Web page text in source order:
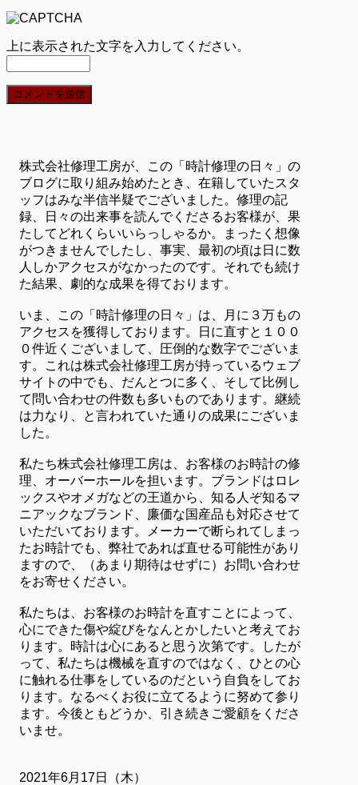
上に表示された文字を入力してください。
株式会社修理工房が、この「時計修理の日々」の
ブログに取り組み始めたとき、在籍していたスタ
ッフはみな半信半疑でございました。修理の記
録、日々の出来事を読んでくださるお客様が、果
たしてどれくらいいらっしゃるか。まったく想像
がつきませんでしたし、事実、最初の頃は日に数
人しかアクセスがなかったのです。それでも続け
た結果、劇的な成果を得ております。
いま、この「時計修理の日々」は、月に３万もの
アクセスを獲得しております。日に直すと１００
０件近くございまして、圧倒的な数字でございま
す。これは株式会社修理工房が持っているウェブ
サイトの中でも、だんとつに多く、そして比例し
て問い合わせの件数も多いものであります。継続
は力なり、と言われていた通りの成果にございま
した。
私たち株式会社修理工房は、お客様のお時計の修
理、オーバーホールを担います。ブランドはロレ
ックスやオメガなどの王道から、知る人ぞ知るマ
ニアックなブランド、廉価な国産品も対応させて
いただいております。メーカーで断られてしまっ
たお時計でも、弊社であれば直せる可能性があり
ますので、（あまり期待はせずに）お問い合わせ
をお寄せください。
私たちは、お客様のお時計を直すことによって、
心にできた傷や綻びをなんとかしたいと考えてお
ります。時計は心にあると思う次第です。したが
って、私たちは機械を直すのではなく、ひとの心
に触れる仕事をしているのだという自負をしてお
ります。なるべくお役に立てるように努めて参り
ます。今後ともどうか、引き続きご愛顧をくださ
いませ。
2021年6月17日（木）